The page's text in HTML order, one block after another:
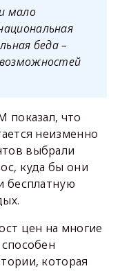
мало
беда –
показал, что
неизменно
выбрали
куда бы они
бесплатную
цен на многие
которая